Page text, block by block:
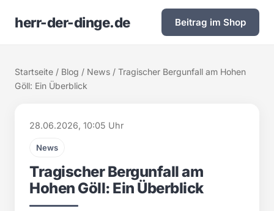
herr-der-dinge.de Beitrag im Shop
Startseite / Blog / News / Tragischer Bergunfall am Hohen
Göll: Ein Überblick
28.06.2026, 10:05 Uhr
News
Tragischer Bergunfall am
Hohen Göll: Ein Überblick